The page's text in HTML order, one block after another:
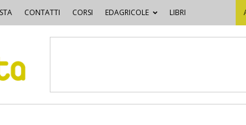
CONTATTI CORSI EDAGRICOLE LIBRI